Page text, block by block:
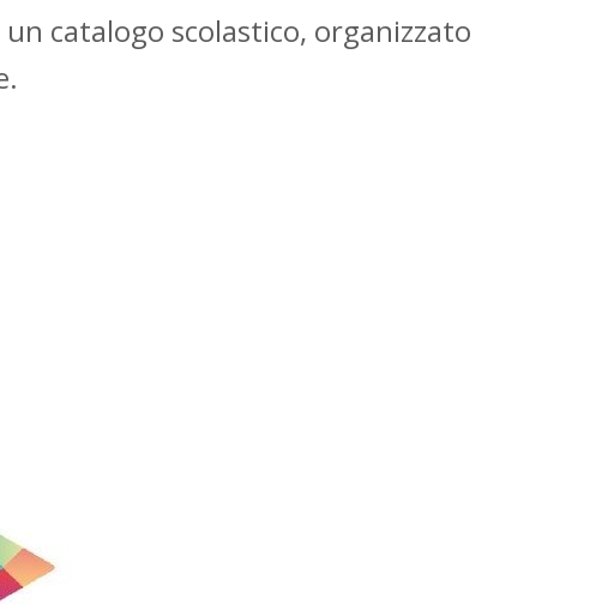
catalogo scolastico, organizzato